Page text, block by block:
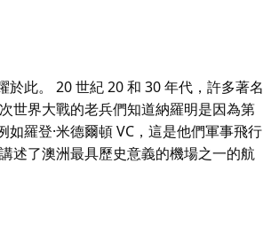
此。 20 世紀 20 和 30 年代，許多著名
世界大戰的老兵們知道納羅明是因為第
羅登·米德爾頓 VC，這是他們軍事飛行
述了澳洲最具歷史意義的機場之一的航